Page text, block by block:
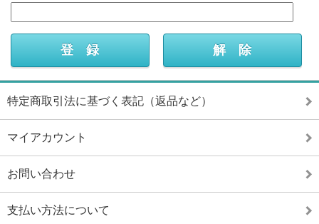
特定商取引法に基づく表記（返品など）
マイアカウント
お問い合わせ
支払い方法について